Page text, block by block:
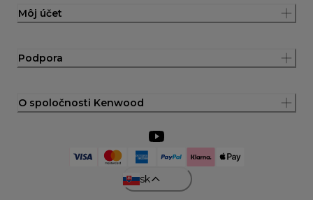
Môj účet
Podpora
O spoločnosti Kenwood
sk